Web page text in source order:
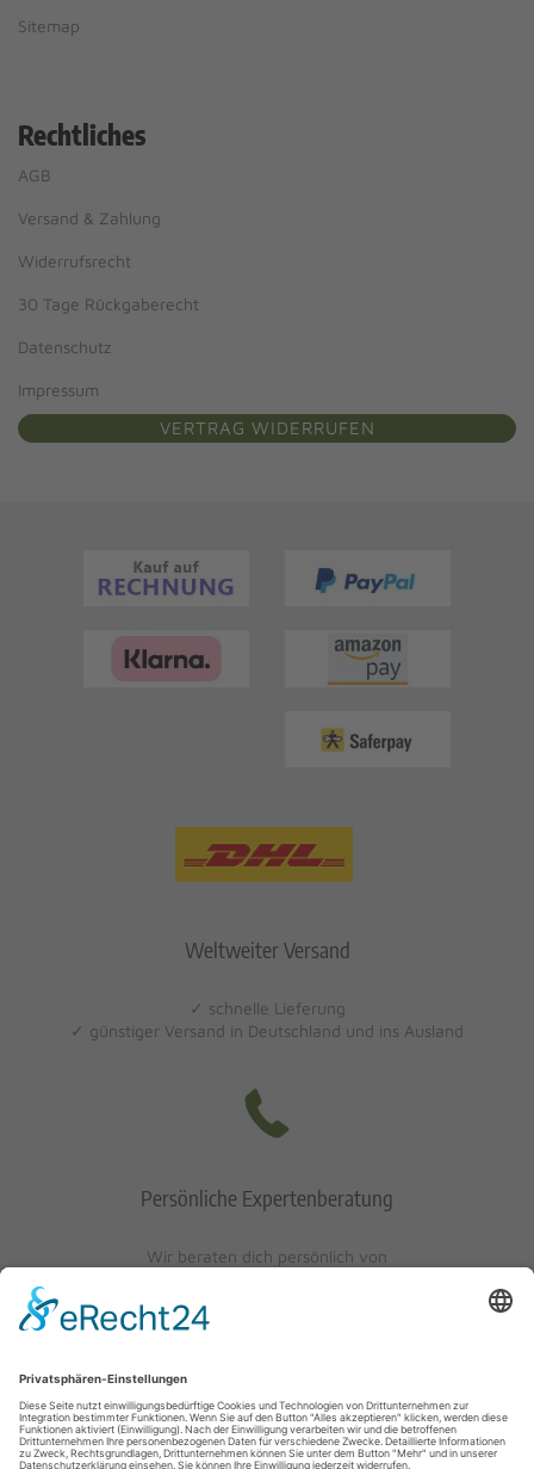
Sitemap
Rechtliches
AGB
Versand & Zahlung
Widerrufsrecht
30 Tage Rückgaberecht
Datenschutz
Impressum
VERTRAG WIDERRUFEN
Weltweiter Versand
✓ schnelle Lieferung
✓ günstiger Versand in Deutschland und ins Ausland
Persönliche Expertenberatung
Wir beraten dich persönlich von
0621/405401-10